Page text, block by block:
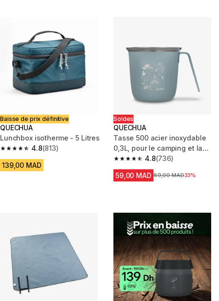
Baisse de prix définitive
QUECHUA
Lunchbox isotherme - 5 Litres
4.8
4.8 out of 5 stars from 813 reviews
(813)
139,00 MAD
Soldes
QUECHUA
Tasse 500 acier inoxydable
0,3L, pour le camping et la
randonnée - Bleue.
4.8
4.8 out of 5 stars from 736
(736)
59,00 MAD Prix avant la réduction
89,00 MAD33%